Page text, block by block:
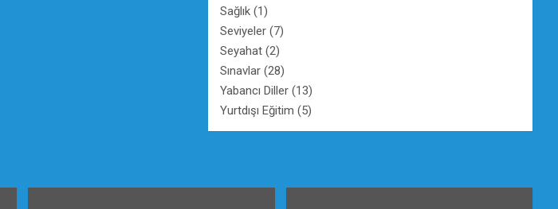
Sağlık (1)
Seviyeler (7)
Seyahat (2)
Sınavlar (28)
Yabancı Diller (13)
Yurtdışı Eğitim (5)